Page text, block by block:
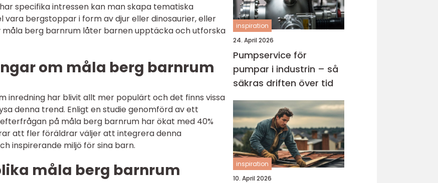
specifika intressen kan man skapa tematiska
vara bergstoppar i form av djur eller dinosaurier, eller
måla berg barnrum låter barnen upptäcka och utforska
om måla berg barnrum
inredning har blivit allt mer populärt och det finns vissa
denna trend. Enligt en studie genomförd av ett
på måla berg barnrum har ökat med 40%
att fler föräldrar väljer att integrera denna
inspirerande miljö för sina barn.
måla berg barnrum
inspiration
24. April 2026
Pumpservice för
pumpar i industrin – så
säkras driften över tid
inspiration
10. April 2026